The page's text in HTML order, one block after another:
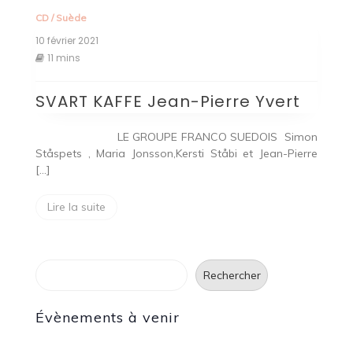
CD/ Suède
10 février 2021
11 mins
SVART KAFFE Jean-Pierre Yvert
LE GROUPE FRANCO SUEDOIS Simon
Ståspets , Maria Jonsson,Kersti Ståbi et Jean-Pierre
[…]
Lire la suite
Rechercher
Évènements à venir